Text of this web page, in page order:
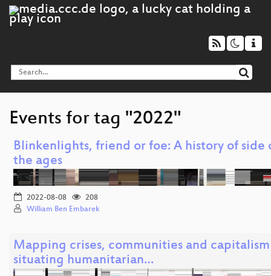
Events for tag "2022"
Blinkenlights, friend or foe: A history of
the ages
2022-08-08
208
William Ben Embarek
Mapping crises, communities and
situating humanitarian…